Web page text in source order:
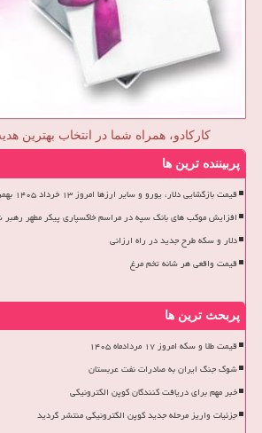
کارکادو، همراه شما در انتخاب بهترین
پربیننده ترین ها
قیمت بازگشایی دلار، یورو و سایر ارزها امروز ۱۳ خرداد ۱۴۰۵ بهمراه جدول
افزایش موکب های بانک سپه در مراسم خاکسپاری پیکر مطهر رهبر شهید
دلار و سکه طرح جدید در راه ارزانی
قیمت واقعی هر شانه تخم مرغ
پربحث ترین ها
قیمت طلا و سکه امروز ۱۷ مردادماه ۱۴۰۵
شوک جنگ ایران به صادرات نفت عربستان
خبر مهم برای دریافت کنندگان کوپن الکترونیکی
جزئیات واریز مرحله جدید کوپن الکترونیکی منتشر گردید